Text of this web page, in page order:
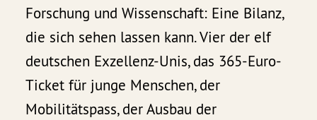
Forschung und Wissenschaft: Eine Bilanz,
die sich sehen lassen kann. Vier der elf
deutschen Exzellenz-Unis, das 365-Euro-
Ticket für junge Menschen, der
Mobilitätspass, der Ausbau der